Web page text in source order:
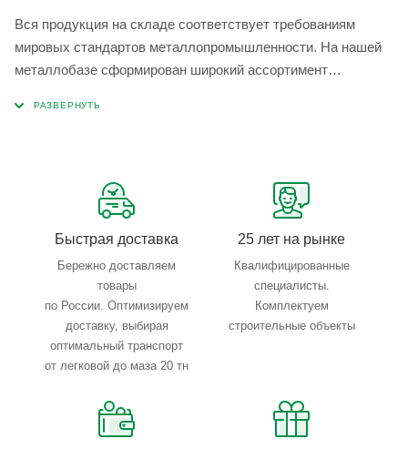
Вся продукция на складе соответствует требованиям
мировых стандартов металлопромышленности. На нашей
металлобазе сформирован широкий ассортимент
Быстрая доставка
Бережно доставляем
товары
по России. Оптимизируем
доставку, выбирая
оптимальный транспорт
от легковой до маза 20 тн
25 лет на рынке
Квалифицированные
специалисты.
Комплектуем
строительные объекты